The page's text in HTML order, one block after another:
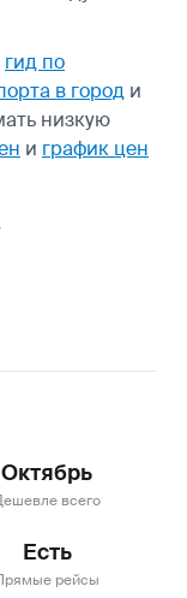
гид по
в город и
низкую
и график цен
Октябрь
всего
Есть
рейсы